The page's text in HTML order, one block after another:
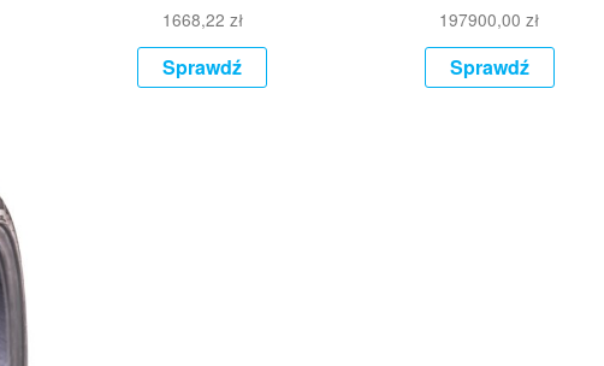
1668,22 zł
Sprawdź
197900,00zł
Sprawdź